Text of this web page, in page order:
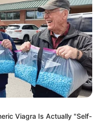
secret to feeling
Viagra Is Actually "Self-